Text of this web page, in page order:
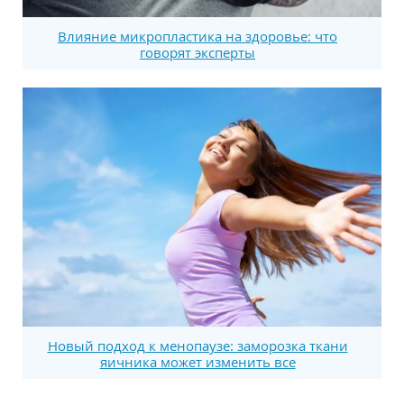
Влияние микропластика на здоровье: что
говорят эксперты
Новый подход к менопаузе: заморозка ткани
яичника может изменить все